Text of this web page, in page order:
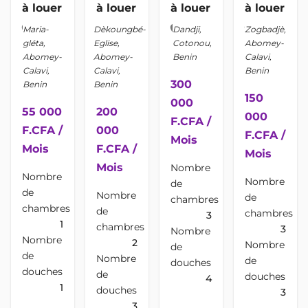
à louer
location_on
Maria-
gléta,
Abomey-
Calavi,
Benin
55 000
F.CFA /
Mois
Nombre
de
chambres
1
Nombre
de
douches
1
à louer
location_on
Dèkoungbé-
Eglise,
Abomey-
Calavi,
Benin
200
000
F.CFA /
Mois
Nombre
de
chambres
2
Nombre
de
douches
à louer
location_on
Dandji,
Cotonou,
Benin
300
000
F.CFA /
Mois
Nombre
de
chambres
3
Nombre
de
douches
4
à louer
location_on
Zogbadjè,
Abomey-
Calavi,
Benin
150
000
F.CFA /
Mois
Nombre
de
chambres
3
Nombre
de
douches
3